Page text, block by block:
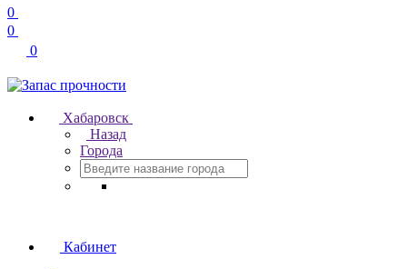
0
0
0
Хабаровск
Назад
Города
Кабинет